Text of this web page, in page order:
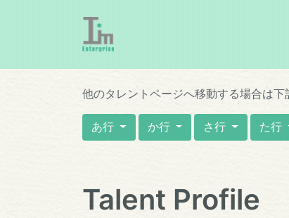
他のタレントページへ移動する場合は下
あ行 か行 さ行 た行
Talent Profile